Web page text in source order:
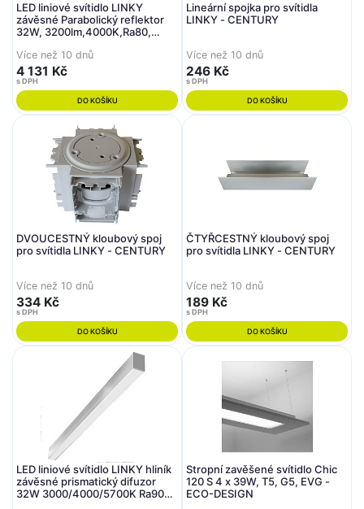
LED liniové svítidlo LINKY
závěsné Parabolický reflektor
32W, 3200lm,4000K,Ra80,
,1131x50x75mm, včetně 2ks
závěsů 1,5m - CENTURY
Více než 10 dnů
4 131 Kč
s DPH
DO KOŠÍKU
Lineární spojka pro svítidla
LINKY - CENTURY
Více než 10 dnů
246 Kč
s DPH
DO KOŠÍKU
DVOUCESTNÝ kloubový spoj
pro svítidla LINKY - CENTURY
Více než 10 dnů
334 Kč
s DPH
DO KOŠÍKU
ČTYŘCESTNÝ kloubový spoj
pro svítidla LINKY - CENTURY
Více než 10 dnů
189 Kč
s DPH
DO KOŠÍKU
LED liniové svítidlo LINKY hliník
závěsné prismatický difuzor
32W 3000/4000/5700K Ra90
Stropní zavěšené svítidlo Chic
120 S 4 x 39W, T5, G5, EVG -
ECO-DESIGN